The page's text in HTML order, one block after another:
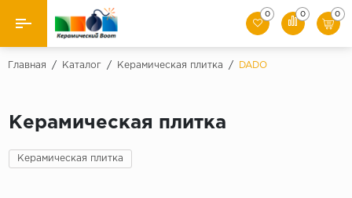
Назад
Керамическая плитка
Керамогранит
0 0 0
Главная / Каталог / Керамическая плитка / DADO
Керамическая плитка
Керамическая плитка